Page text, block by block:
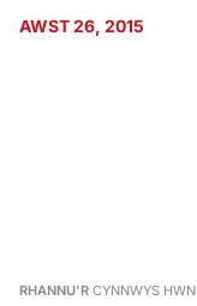
AWST 26, 2015
RHANNU'RCYNNWYS HWN